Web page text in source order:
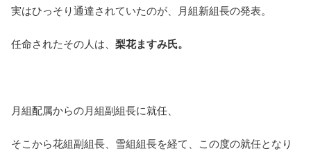
実はひっそり通達されていたのが、月組新組長の発表。
任命されたその人は、 梨花ますみ氏。
月組配属からの月組副組長に就任、
そこから花組副組長、雪組組長を経て、この度の就任となり